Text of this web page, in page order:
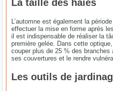
La taille des haies
L’automne est également la
effectuer la mise en forme après
il est indispensable de réaliser la
première gelée. Dans cette
couper plus de 25 % des branches
ses couvertures et le rendre
Les outils de